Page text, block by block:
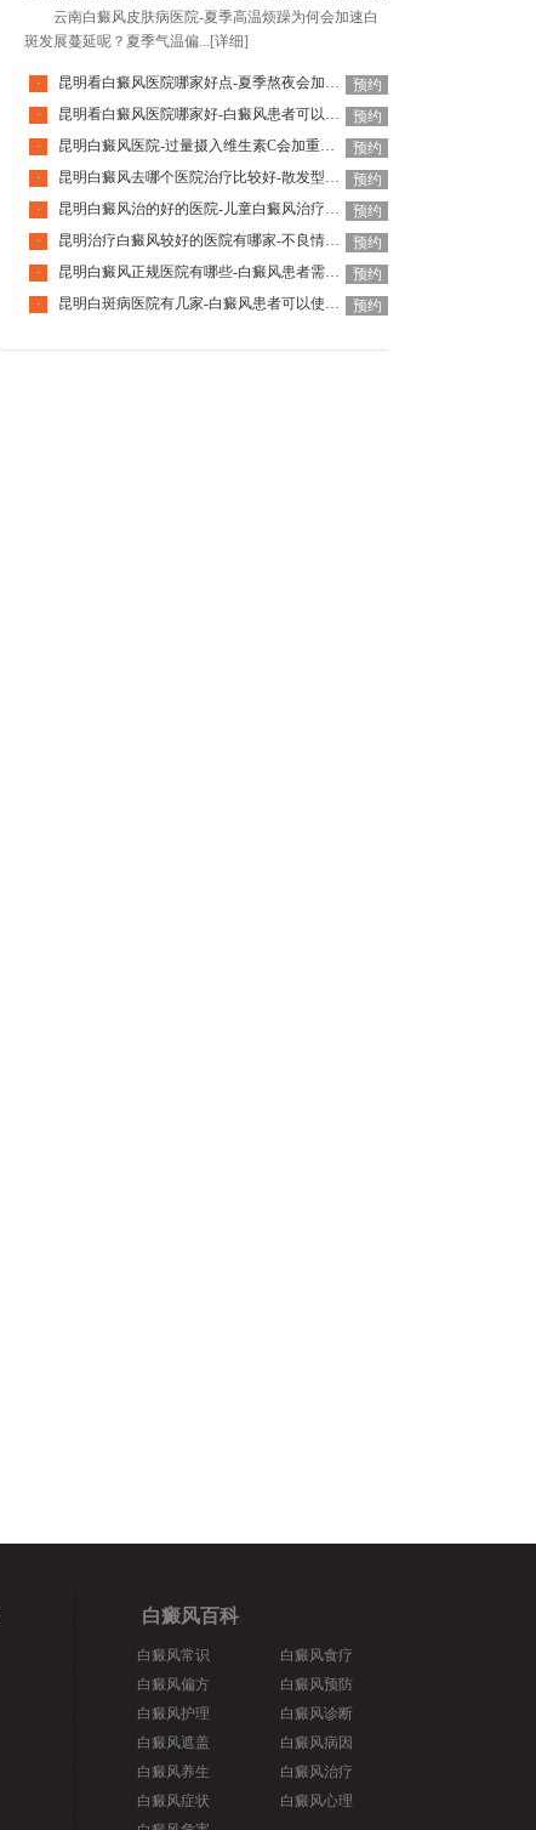
云南白癜风皮肤病医院-夏季高温烦躁为何会加速白
斑发展蔓延呢？夏季气温偏... [详细]
· 昆明看白癜风医院哪家好点-夏季熬夜会加剧白癜风病情波动吗
预约
·
昆明看白癜风医院哪家好-白癜风患者可以适量饮用牛奶鸡蛋吗
预约
·
昆明白癜风医院-过量摄入维生素C会加重白癜风病情吗
预约
·
昆明白癜风去哪个医院治疗比较好-散发型白癜风该如何有效控制呢
预约
·
昆明白癜风治的好的医院-儿童白癜风治疗安全性高吗
预约
·
昆明治疗白癜风较好的医院有哪家-不良情绪会影响白癜风恢复吗
预约
·
昆明白癜风正规医院有哪些-白癜风患者需要特殊忌口吗
预约
·
昆明白斑病医院有几家-白癜风患者可以使用护肤品吗 预约
白癜风百科
白癜风常识
白癜风偏方
白癜风护理
白癜风遮盖
白癜风养生
白癜风症状
白癜风食疗
白癜风预防
白癜风诊断
白癜风病因
白癜风治疗
白癜风心理